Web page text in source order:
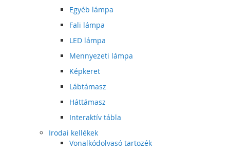
Egyéb lámpa
Fali lámpa
LED lámpa
Mennyezeti lámpa
Képkeret
Lábtámasz
Háttámasz
Interaktív tábla
Irodai kellékek
Vonalkódolvasó tartozék